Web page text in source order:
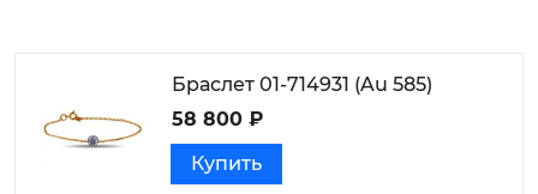
Браслет 01-714931 (Au 585)
58 800 ₽
Купить